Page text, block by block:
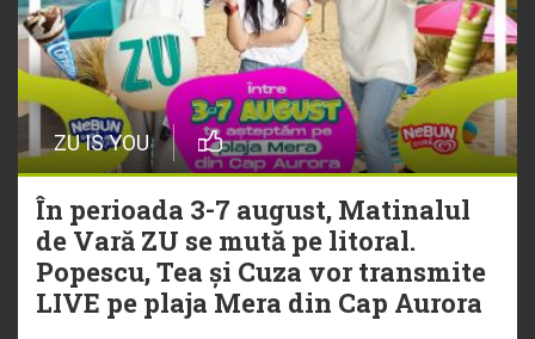
ZU IS YOU
În perioada 3-7 august, Matinalul
de Vară ZU se mută pe litoral.
Popescu, Tea și Cuza vor transmite
LIVE pe plaja Mera din Cap Aurora